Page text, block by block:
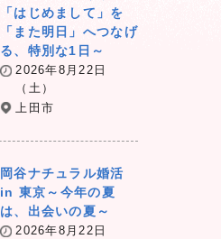
「はじめまして」を
「また明日」へつなげ
る、特別な1日～
2026年8月22日
（土）
上田市
岡谷ナチュラル婚活
in 東京～今年の夏
は、出会いの夏～
2026年8月22日